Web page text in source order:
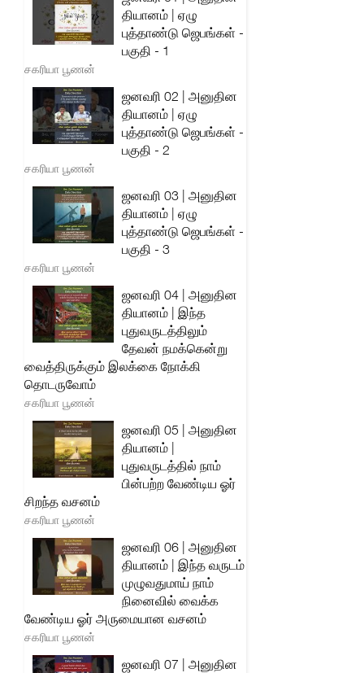
தியானம் | ஏழு
புத்தாண்டு ஜெபங்கள் -
பகுதி - 1
சகரியா பூணன்
ஜனவரி 02 | அனுதின
தியானம் | ஏழு
புத்தாண்டு ஜெபங்கள் -
பகுதி - 2
சகரியா பூணன்
ஜனவரி 03 | அனுதின
தியானம் | ஏழு
புத்தாண்டு ஜெபங்கள் -
பகுதி - 3
சகரியா பூணன்
ஜனவரி 04 | அனுதின
தியானம் | இந்த
புதுவருடத்திலும்
தேவன் நமக்கென்று
வைத்திருக்கும் இலக்கை நோக்கி
தொடருவோம்
சகரியா பூணன்
ஜனவரி 05 | அனுதின
தியானம் |
புதுவருடத்தில் நாம்
பின்பற்ற வேண்டிய ஓர்
சிறந்த வசனம்
சகரியா பூணன்
ஜனவரி 06 | அனுதின
தியானம் | இந்த வருடம்
முழுவதுமாய் நாம்
நினைவில் வைக்க
வேண்டிய ஓர் அருமையான வசனம்
சகரியா பூணன்
ஜனவரி 07 | அனுதின